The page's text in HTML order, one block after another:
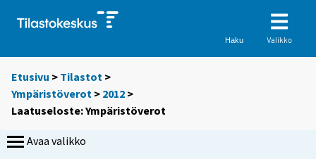
Haku Valikko
Etusivu > Tilastot >
Ympäristöverot > 2012 >
Laatuseloste: Ympäristöverot
Avaa valikko